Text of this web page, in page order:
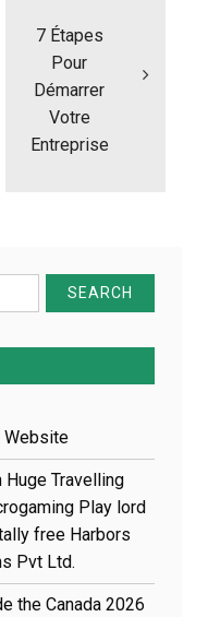
7 Étapes
Pour
Démarrer
Votre
Entreprise
Website
Travelling
Play lord
free Harbors
Pvt Ltd.
the Canada 2026